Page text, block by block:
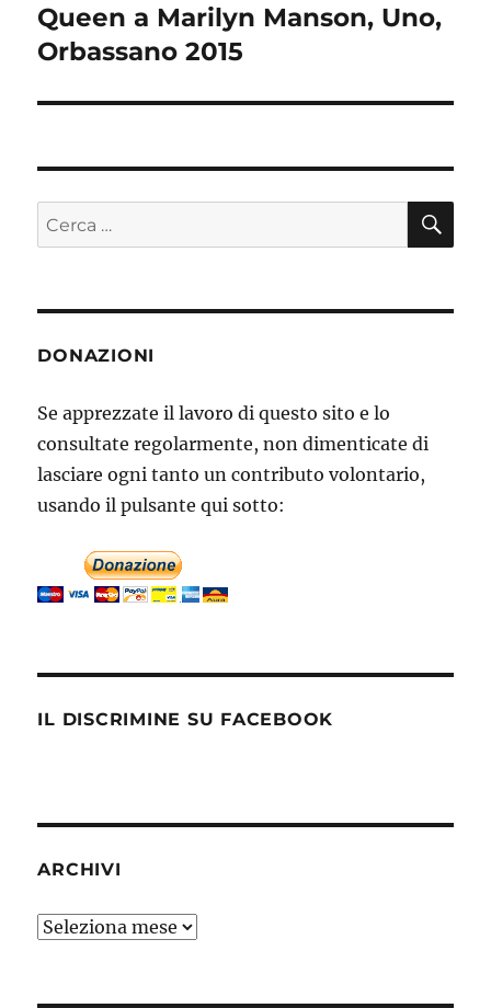
Queen a Marilyn Manson, Uno,
Orbassano 2015
Cerca:
DONAZIONI
Se apprezzate il lavoro di questo sito e lo
consultate regolarmente, non dimenticate di
lasciare ogni tanto un contributo volontario,
usando il pulsante qui sotto:
IL DISCRIMINE SU FACEBOOK
ARCHIVI
Archivi